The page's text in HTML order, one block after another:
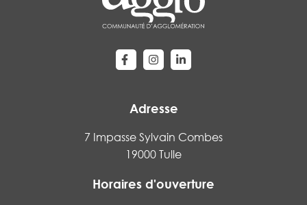
Lien vers le compte Facebook
Lien vers le compte Instagram
Lien vers le compte
Adresse
7 Impasse Sylvain Combes
19000 Tulle
Horaires d'ouverture